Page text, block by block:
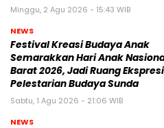
Minggu, 2 Agu 2026 - 15:43 WIB
NEWS
Festival Kreasi Budaya Anak
Semarakkan Hari Anak
Barat 2026, Jadi Ruang
Pelestarian Budaya Sunda
Sabtu, 1 Agu 2026 - 21:06 WIB
NEWS